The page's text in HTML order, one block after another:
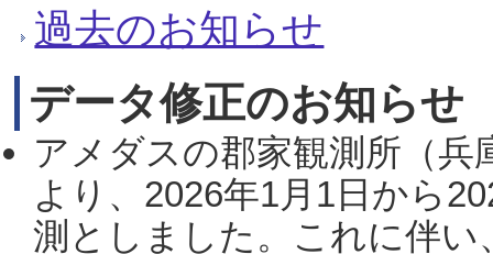
過去のお知らせ
データ修正のお知らせ
アメダスの郡家観測所（
より、2026年1月1日から
測としました。これに伴い